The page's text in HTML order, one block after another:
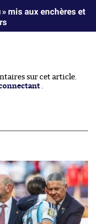
mis aux enchères et
sur cet article.